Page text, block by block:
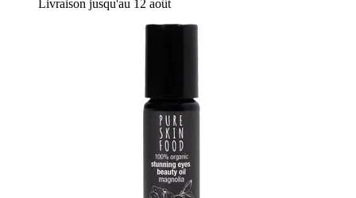
Livraison jusqu'au 12 août